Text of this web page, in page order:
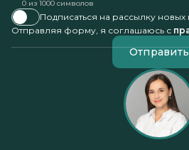
0 из 1000 символов
Подписаться на рассылку
Отправляя форму, я соглашаюсь с
Отправить